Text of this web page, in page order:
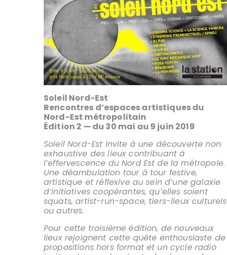
Soleil Nord-Est
Rencontres d’espaces artistiques du
Nord-Est métropolitain
Édition 2 — du 30 mai au 9 juin 2019
Soleil Nord-Est invite à une découverte non
exhaustive des lieux contribuant à
l’effervescence du Nord Est de la métropole.
Une déambulation tour à tour festive,
artistique et réflexive au sein d’une galaxie
d’initiatives coopérantes, qu’elles soient
squats, artist-run-space, tiers-lieux culturels
ou autres.
Pour cette troisième édition, de nouveaux
lieux rejoignent cette quête enthousiaste de
propositions hors format et un cycle radio